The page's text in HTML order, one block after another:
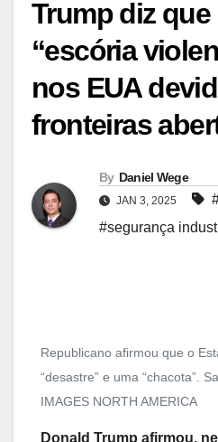
Trump diz que
“escória
nos EUA
fronteiras
By Daniel Wege
JAN 3, 2025
#segurança
Republicano afirmou que o
“desastre” e uma “chacota”.
IMAGES NORTH AMERICA
Donald Trump afirmou,